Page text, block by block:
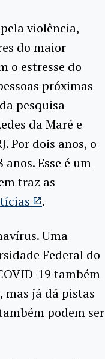
violência,
do maior
o estresse do
próximas
pesquisa
da Maré e
Por dois anos, o
Esse é um
traz as
.
Uma
Federal do
19 também
mas já dá pistas
podem ser